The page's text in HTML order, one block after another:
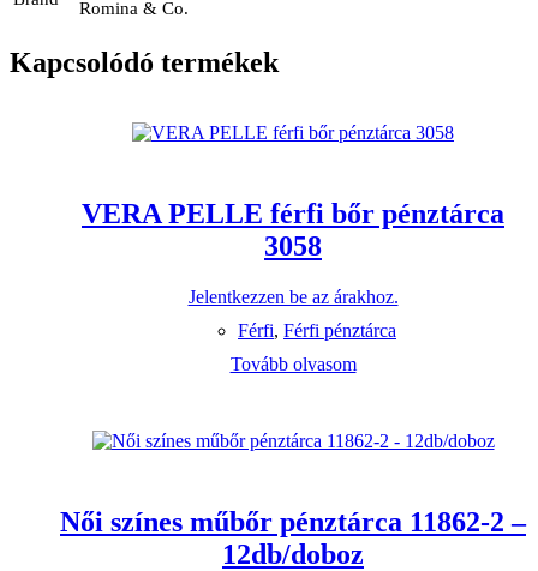
Romina & Co.
Kapcsolódó termékek
VERA PELLE férfi bőr pénztárca
3058
Jelentkezzen be az árakhoz.
Férfi, Férfi pénztárca
Tovább olvasom
Női színes műbőr pénztárca 11862-2 –
12db/doboz